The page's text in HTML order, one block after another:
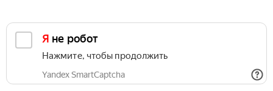
Я не робот
Нажмите, чтобы продолжить
Yandex SmartCaptcha